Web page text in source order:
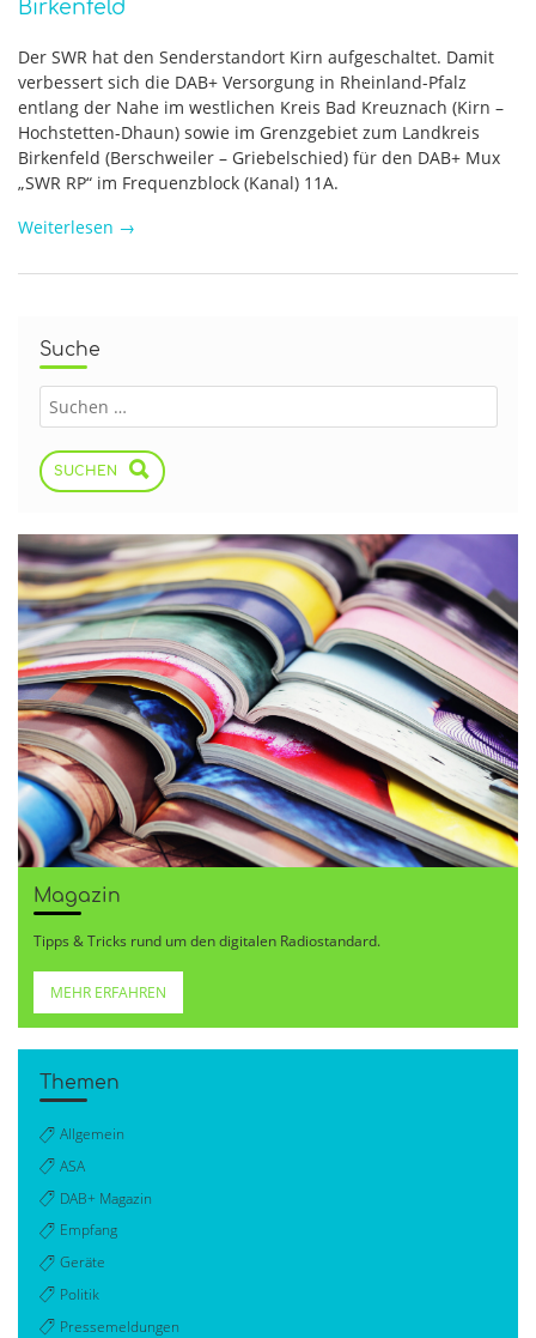
Birkenfeld
Der SWR hat den Senderstandort Kirn aufgeschaltet. Damit
verbessert sich die DAB+ Versorgung in Rheinland-Pfalz
entlang der Nahe im westlichen Kreis Bad Kreuznach (Kirn –
Hochstetten-Dhaun) sowie im Grenzgebiet zum Landkreis
Birkenfeld (Berschweiler – Griebelschied) für den DAB+ Mux
„SWR RP“ im Frequenzblock (Kanal) 11A.
Weiterlesen →
Suche
SUCHEN
Magazin
Tipps & Tricks rund um den digitalen Radiostandard.
MEHR ERFAHREN
Themen
Allgemein
ASA
DAB+ Magazin
Empfang
Geräte
Politik
Pressemeldungen